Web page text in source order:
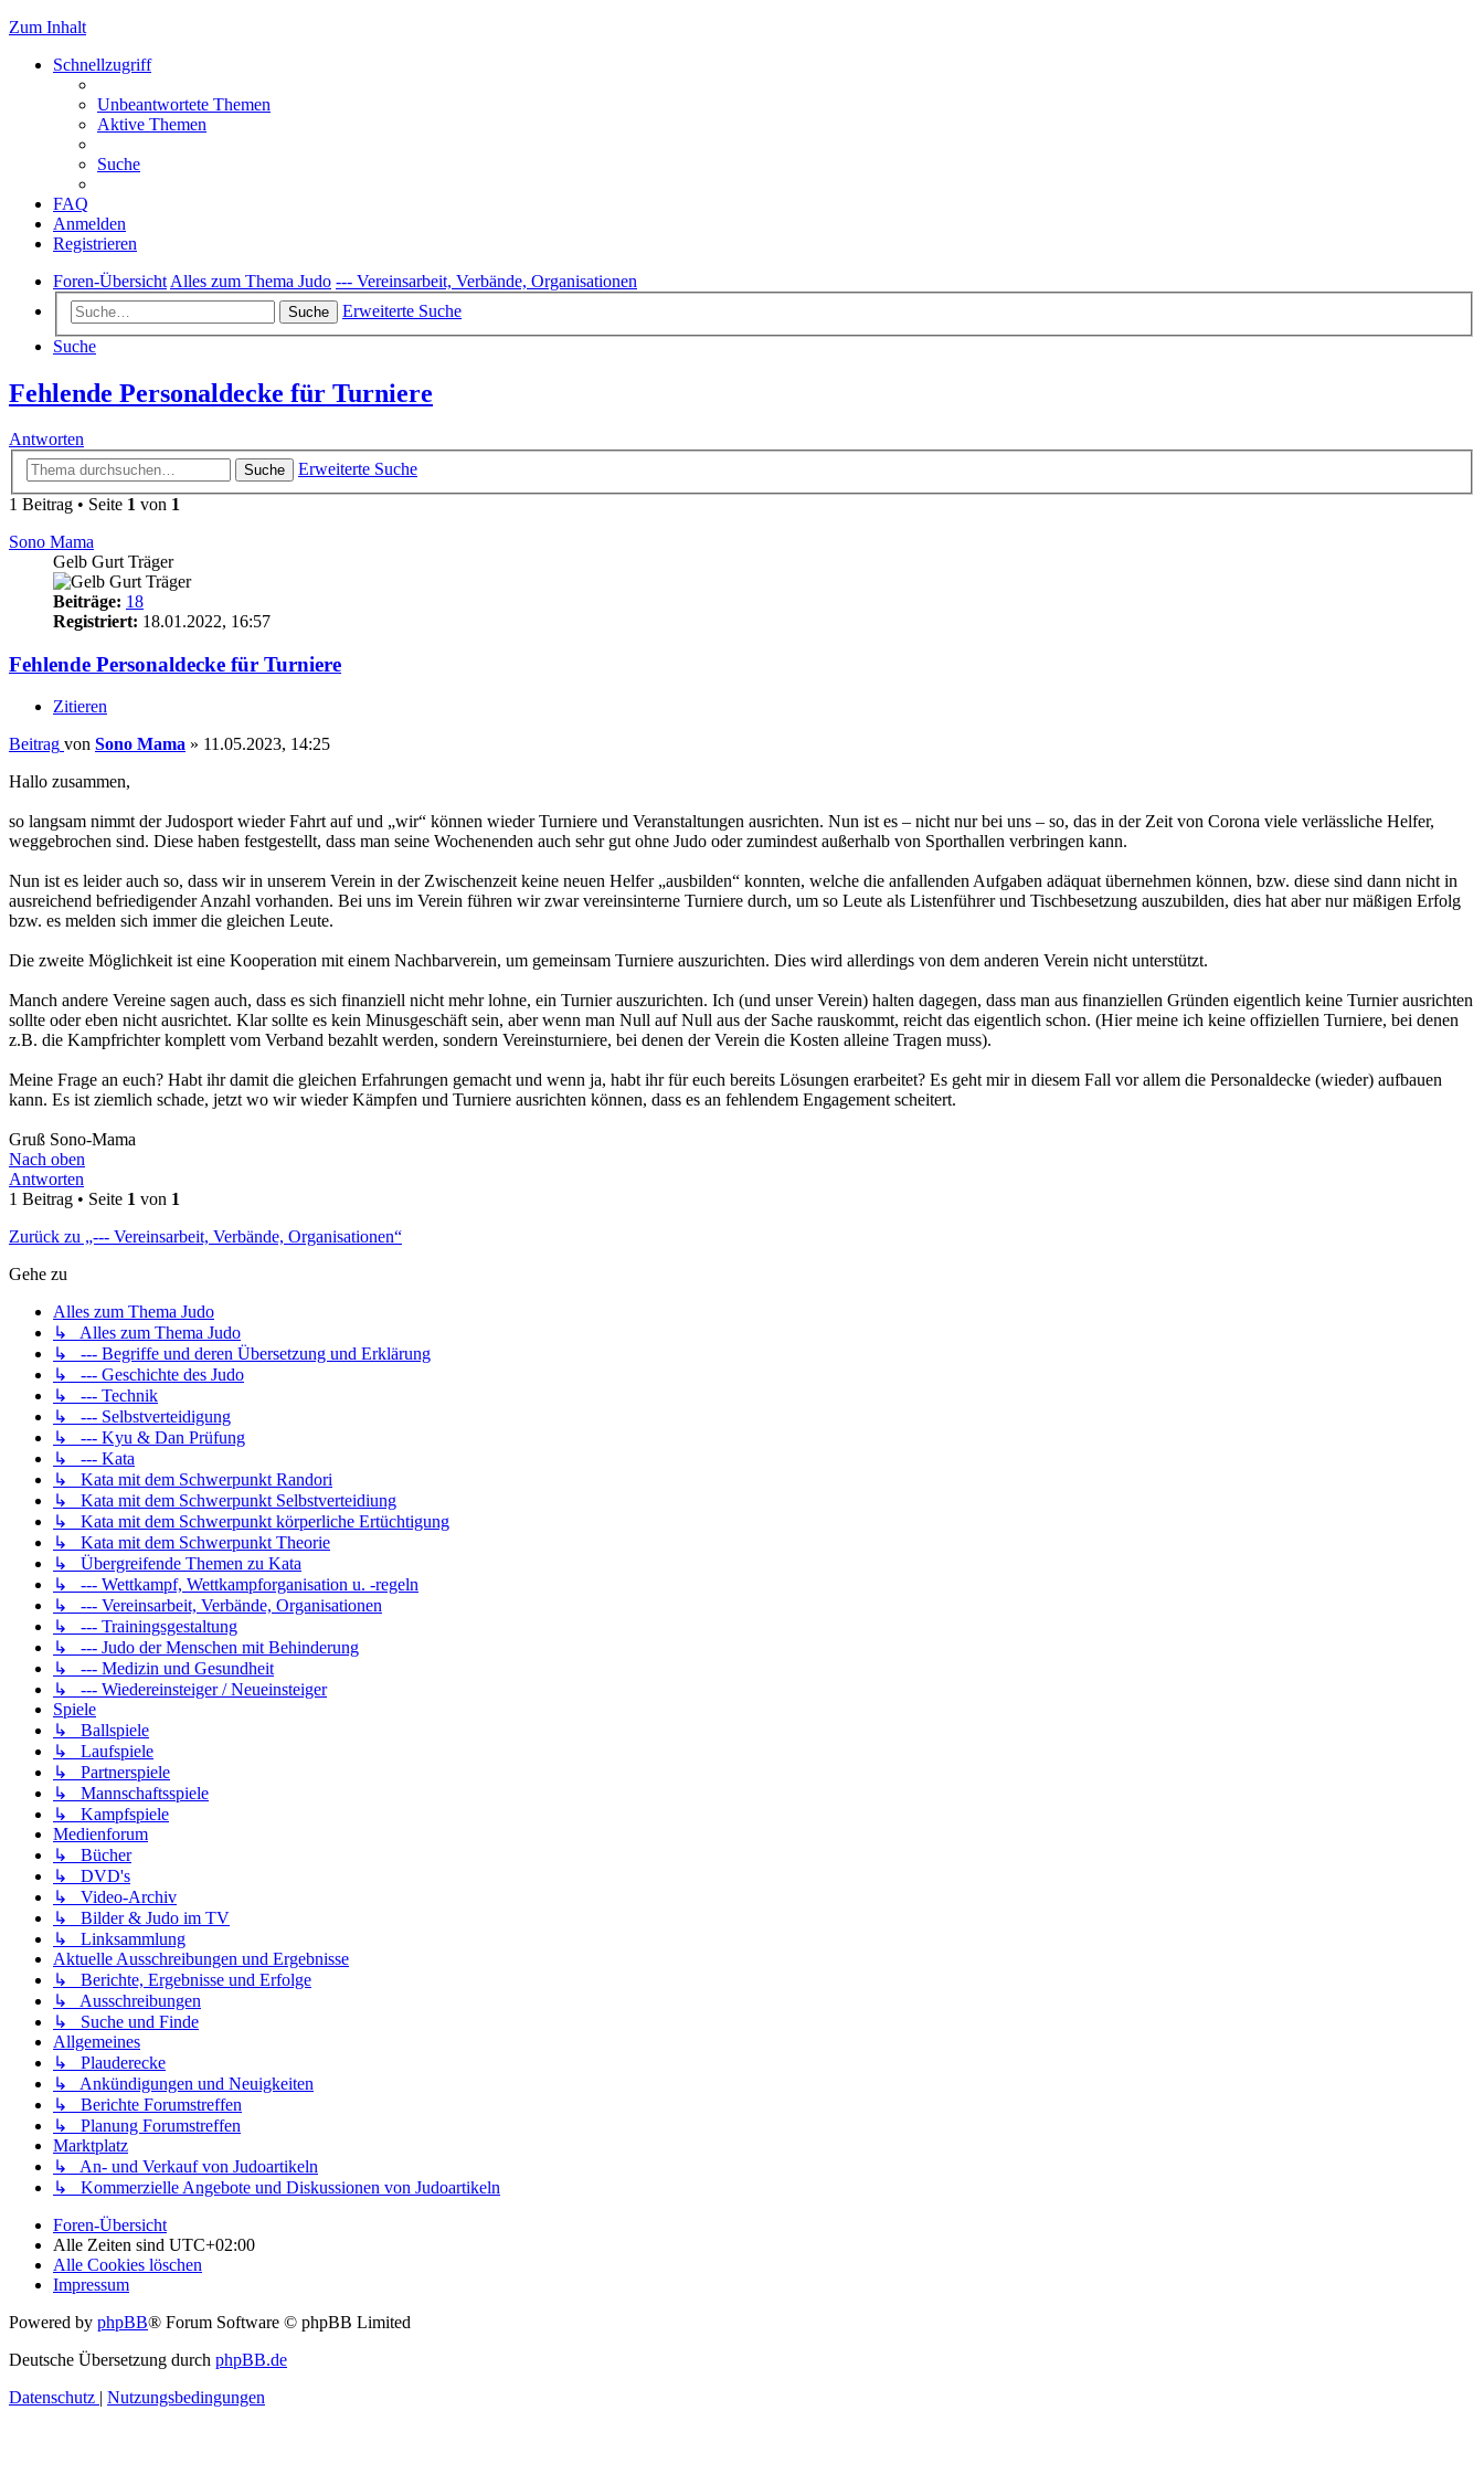
Zum Inhalt
Schnellzugriff
Unbeantwortete Themen
Aktive Themen
Suche
FAQ
Anmelden
Registrieren
Foren-Übersicht Alles zum Thema Judo --- Vereinsarbeit, Verbände, Organisationen
Suche
Erweiterte Suche
Suche
Fehlende Personaldecke für Turniere
Antworten
Suche
Erweiterte Suche
1 Beitrag • Seite 1 von 1
Sono Mama
Gelb Gurt Träger
Beiträge: 18
Registriert: 18.01.2022, 16:57
Fehlende Personaldecke für Turniere
Zitieren
Beitrag von Sono Mama » 11.05.2023, 14:25
Hallo zusammen,
so langsam nimmt der Judosport wieder Fahrt auf und „wir“ können wieder Turniere und Veranstaltungen ausrichten. Nun ist es – nicht nur bei uns – so, das in der Zeit von Corona viele verlässliche Helfer,
weggebrochen sind. Diese haben festgestellt, dass man seine Wochenenden auch sehr gut ohne Judo oder zumindest außerhalb von Sporthallen verbringen kann.
Nun ist es leider auch so, dass wir in unserem Verein in der Zwischenzeit keine neuen Helfer „ausbilden“ konnten, welche die anfallenden Aufgaben adäquat übernehmen können, bzw. diese sind dann nicht in
ausreichend befriedigender Anzahl vorhanden. Bei uns im Verein führen wir zwar vereinsinterne Turniere durch, um so Leute als Listenführer und Tischbesetzung auszubilden, dies hat aber nur mäßigen Erfolg
bzw. es melden sich immer die gleichen Leute.
Die zweite Möglichkeit ist eine Kooperation mit einem Nachbarverein, um gemeinsam Turniere auszurichten. Dies wird allerdings von dem anderen Verein nicht unterstützt.
Manch andere Vereine sagen auch, dass es sich finanziell nicht mehr lohne, ein Turnier auszurichten. Ich (und unser Verein) halten dagegen, dass man aus finanziellen Gründen eigentlich keine Turnier ausrichten
sollte oder eben nicht ausrichtet. Klar sollte es kein Minusgeschäft sein, aber wenn man Null auf Null aus der Sache rauskommt, reicht das eigentlich schon. (Hier meine ich keine offiziellen Turniere, bei denen
z.B. die Kampfrichter komplett vom Verband bezahlt werden, sondern Vereinsturniere, bei denen der Verein die Kosten alleine Tragen muss).
Meine Frage an euch? Habt ihr damit die gleichen Erfahrungen gemacht und wenn ja, habt ihr für euch bereits Lösungen erarbeitet? Es geht mir in diesem Fall vor allem die Personaldecke (wieder) aufbauen
kann. Es ist ziemlich schade, jetzt wo wir wieder Kämpfen und Turniere ausrichten können, dass es an fehlendem Engagement scheitert.
Gruß Sono-Mama
Nach oben
Antworten
1 Beitrag • Seite 1 von 1
Zurück zu „--- Vereinsarbeit, Verbände, Organisationen“
Gehe zu
Alles zum Thema Judo
↳ Alles zum Thema Judo
↳ --- Begriffe und deren Übersetzung und Erklärung
↳ --- Geschichte des Judo
↳ --- Technik
↳ --- Selbstverteidigung
↳ --- Kyu & Dan Prüfung
↳ --- Kata
↳ Kata mit dem Schwerpunkt Randori
↳ Kata mit dem Schwerpunkt Selbstverteidiung
↳ Kata mit dem Schwerpunkt körperliche Ertüchtigung
↳ Kata mit dem Schwerpunkt Theorie
↳ Übergreifende Themen zu Kata
↳ --- Wettkampf, Wettkampforganisation u. -regeln
↳ --- Vereinsarbeit, Verbände, Organisationen
↳ --- Trainingsgestaltung
↳ --- Judo der Menschen mit Behinderung
↳ --- Medizin und Gesundheit
↳ --- Wiedereinsteiger / Neueinsteiger
Spiele
↳ Ballspiele
↳ Laufspiele
↳ Partnerspiele
↳ Mannschaftsspiele
↳ Kampfspiele
Medienforum
↳ Bücher
↳ DVD's
↳ Video-Archiv
↳ Bilder & Judo im TV
↳ Linksammlung
Aktuelle Ausschreibungen und Ergebnisse
↳ Berichte, Ergebnisse und Erfolge
↳ Ausschreibungen
↳ Suche und Finde
Allgemeines
↳ Plauderecke
↳ Ankündigungen und Neuigkeiten
↳ Berichte Forumstreffen
↳ Planung Forumstreffen
Marktplatz
↳ An- und Verkauf von Judoartikeln
↳ Kommerzielle Angebote und Diskussionen von Judoartikeln
Foren-Übersicht
Alle Zeiten sind UTC+02:00
Alle Cookies löschen
Impressum
Powered by phpBB® Forum Software © phpBB Limited
Deutsche Übersetzung durch phpBB.de
Datenschutz | Nutzungsbedingungen